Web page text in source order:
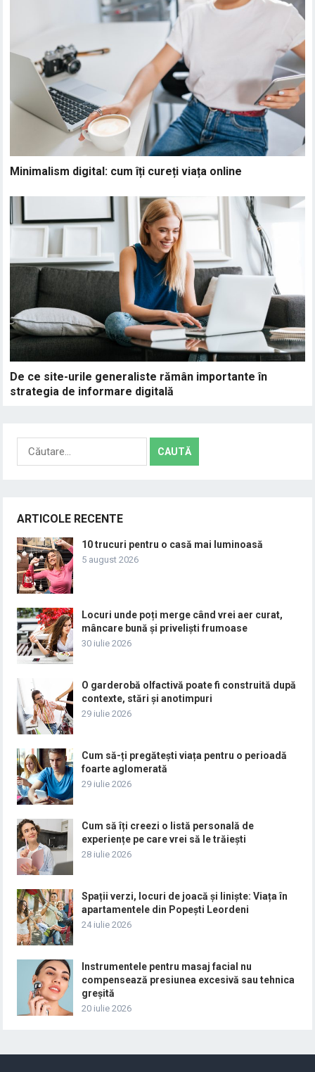
Minimalism digital: cum îți cureți viața online
De ce site-urile generaliste rămân importante în
strategia de informare digitală
după:
ARTICOLE RECENTE
10 trucuri pentru o casă mai luminoasă
5 august 2026
Locuri unde poți merge când vrei aer curat,
mâncare bună și priveliști frumoase
30 iulie 2026
O garderobă olfactivă poate fi construită după
contexte, stări și anotimpuri
29 iulie 2026
Cum să-ți pregătești viața pentru o perioadă
foarte aglomerată
29 iulie 2026
Cum să îți creezi o listă personală de
experiențe pe care vrei să le trăiești
28 iulie 2026
Spații verzi, locuri de joacă și liniște: Viața în
apartamentele din Popești Leordeni
24 iulie 2026
Instrumentele pentru masaj facial nu
compensează presiunea excesivă sau tehnica
greșită
20 iulie 2026